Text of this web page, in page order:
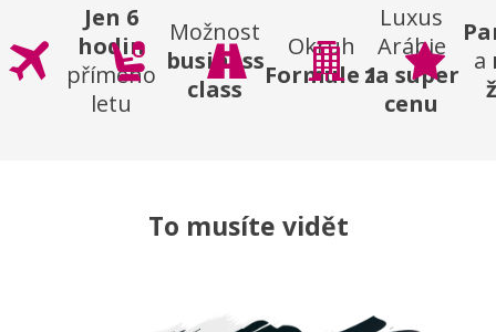
Jen 6
hodin
přímého
letu
Možnost
business
class
Okruh
Formule 1
Luxus
Arábie
za super
cenu
a
To musíte vidět